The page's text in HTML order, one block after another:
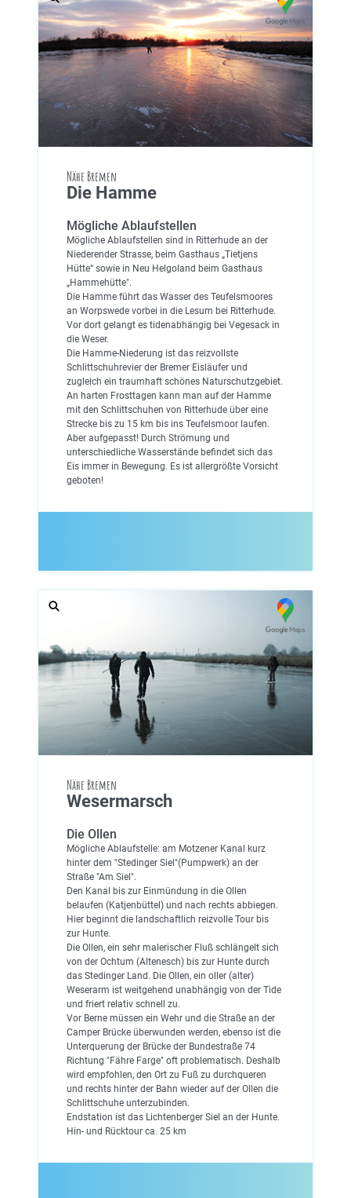
Nähe Bremen
Die Hamme
Mögliche Ablaufstellen
Mögliche Ablaufstellen sind in Ritterhude an der
Niederender Strasse, beim Gasthaus „Tietjens
Hütte“ sowie in Neu Helgoland beim Gasthaus
„Hammehütte".
Die Hamme führt das Wasser des Teufelsmoores
an Worpswede vorbei in die Lesum bei Ritterhude.
Vor dort gelangt es tidenabhängig bei Vegesack in
die Weser.
Die Hamme-Niederung ist das reizvollste
Schlittschuhrevier der Bremer Eisläufer und
zugleich ein traumhaft schönes Naturschutzgebiet.
An harten Frosttagen kann man auf der Hamme
mit den Schlittschuhen von Ritterhude über eine
Strecke bis zu 15 km bis ins Teufelsmoor laufen.
Aber aufgepasst! Durch Strömung und
unterschiedliche Wasserstände befindet sich das
Eis immer in Bewegung. Es ist allergrößte Vorsicht
geboten!
Nähe Bremen
Wesermarsch
Die Ollen
Mögliche Ablaufstelle: am Motzener Kanal kurz
hinter dem "Stedinger Siel"(Pumpwerk) an der
Straße "Am Siel".
Den Kanal bis zur Einmündung in die Ollen
belaufen (Katjenbüttel) und nach rechts abbiegen.
Hier beginnt die landschaftlich reizvolle Tour bis
zur Hunte.
Die Ollen, ein sehr malerischer Fluß schlängelt sich
von der Ochtum (Altenesch) bis zur Hunte durch
das Stedinger Land. Die Ollen, ein oller (alter)
Weserarm ist weitgehend unabhängig von der Tide
und friert relativ schnell zu.
Vor Berne müssen ein Wehr und die Straße an der
Camper Brücke überwunden werden, ebenso ist die
Unterquerung der Brücke der Bundestraße 74
Richtung "Fähre Farge" oft problematisch. Deshalb
wird empfohlen, den Ort zu Fuß zu durchqueren
und rechts hinter der Bahn wieder auf der Ollen die
Schlittschuhe unterzubinden.
Endstation ist das Lichtenberger Siel an der Hunte.
Hin- und Rücktour ca. 25 km